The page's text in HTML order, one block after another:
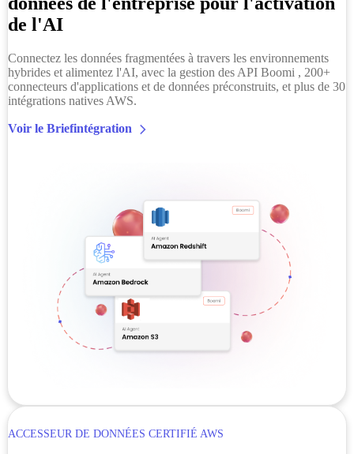
de l'AI
Connectez les données fragmentées à travers les environnements
hybrides et alimentez l'AI, avec la gestion des API Boomi , 200+
connecteurs d'applications et de données préconstruits, et plus de 30
intégrations natives AWS.
Voir le Briefintégration
ACCESSEUR DE DONNÉES CERTIFIÉ AWS